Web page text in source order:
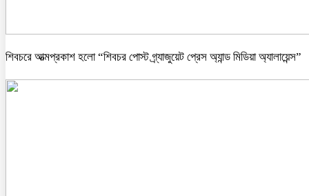
শিবচরে আত্মপ্রকাশ হলো “শিবচর পোস্ট গ্র্যাজুয়েট প্রেস অ্যান্ড মিডিয়া অ্যালায়েন্স”